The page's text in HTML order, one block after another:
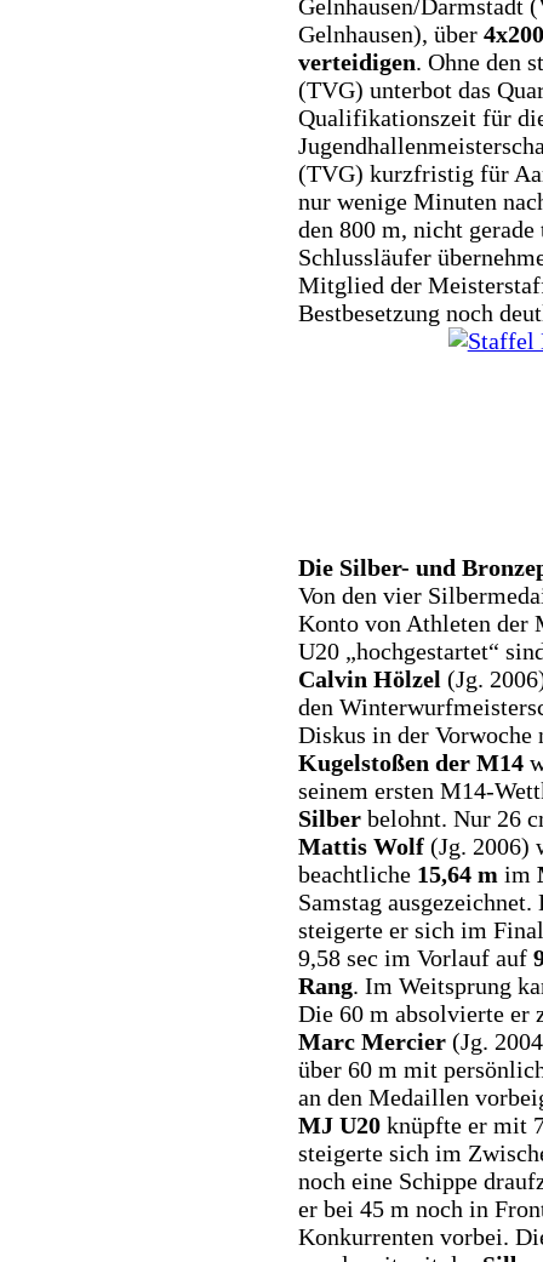
Gelnhausen/Darmstadt
Gelnhausen), über
verteidigen. Ohne den
(TVG) unterbot das
Qualifikationszeit für
(TVG) kurzfristig für
nur wenige Minuten
den 800 m, nicht
Schlussläufer
Mitglied der
Bestbesetzung noch
Die Silber- und
Von den vier
Konto von Athleten der
U20 „hochgestartet“
Calvin Hölzel (Jg.
den
Diskus in der Vorwoche
Kugelstoßen der M14
seinem ersten M14-
Silberbelohnt. Nur 26
Mattis Wolf(Jg. 2006)
beachtliche 15,64 m im
Samstag
steigerte er sich im
9,58 sec im Vorlauf auf
Rang. Im Weitsprung
Die 60 m absolvierte er
Marc Mercier(Jg.
über 60 m mit
an den Medaillen
MJ U20knüpfte er mit
steigerte sich im
noch eine Schippe
er bei 45 m noch in
Konkurrenten vorbei.